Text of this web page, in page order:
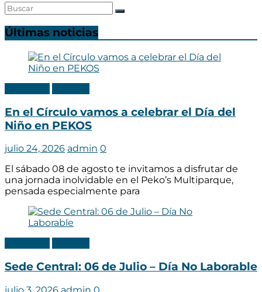
Últimas noticias
En el Círculo vamos a celebrar el Día del
Niño en PEKOS
julio 24, 2026 admin 0
El sábado 08 de agosto te invitamos a disfrutar de
una jornada inolvidable en el Peko’s Multiparque,
pensada especialmente para
Sede Central: 06 de Julio – Día No Laborable
julio 3, 2026 admin 0